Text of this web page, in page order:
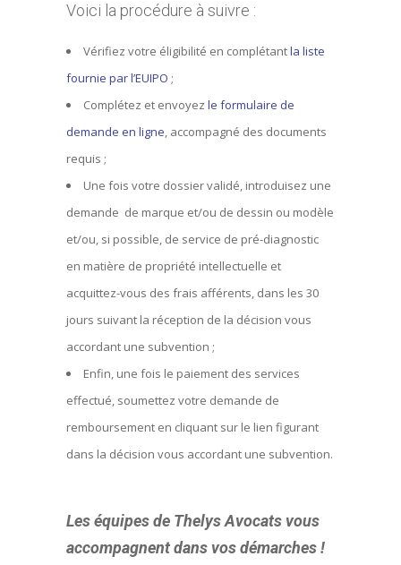
Voici la procédure à suivre :
Vérifiez votre éligibilité en complétantla liste
fournie par l’EUIPO ;
Complétez et envoyez le formulaire de
demande en ligne, accompagné des documents
requis ;
Une fois votre dossier validé, introduisez une
demande de marque et/ou de dessin ou modèle
et/ou, si possible, de service de pré-diagnostic
en matière de propriété intellectuelle et
acquittez-vous des frais afférents, dans les 30
jours suivant la réception de la décision vous
accordant une subvention ;
Enfin, une fois le paiement des services
effectué, soumettez votre demande de
remboursement en cliquant sur le lien figurant
dans la décision vous accordant une subvention.
Les équipes de Thelys Avocats vous
accompagnent dans vos démarches !